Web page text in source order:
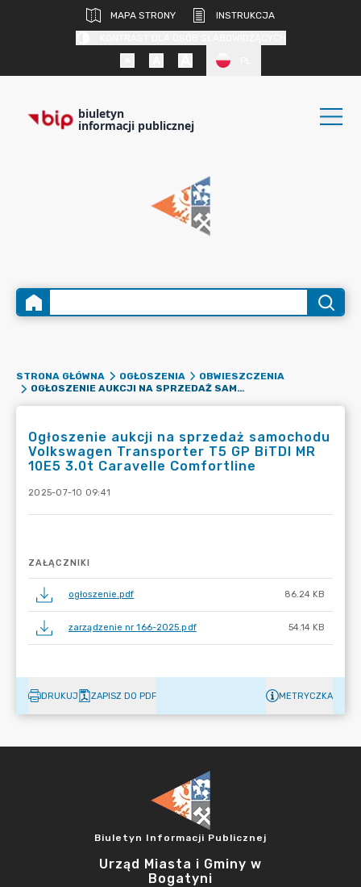
MAPA STRONY
INSTRUKCJA
biuletyn
informacji publicznej
STRONA GŁÓWNA OGŁOSZENIA
OBWIESZCZENIA
OGŁOSZENIE AUKCJI NA SPRZEDAŻ SAMOCHODU VOLKSWAGEN TRANSPORTER T5 GP BITDI MR 10E5 3.0T CARAVELLE COMFORTLINE
Ogłoszenie aukcji na sprzedaż samochodu
Volkswagen Transporter T5 GP BiTDI MR
10E5 3.0t Caravelle Comfortline
2025-07-10 09:41
ZAŁĄCZNIKI
ogłoszenie.pdf 86.24 KB
zarządzenie nr 166-2025.pdf 54.14 KB
DRUKUJ ZAPISZ DO PDF METRYCZKA
Biuletyn Informacji Publicznej
Urząd Miasta i Gminy w
Bogatyni